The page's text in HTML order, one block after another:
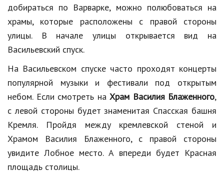
добираться по Варварке, можно полюбоваться на
храмы, которые расположены с правой стороны
улицы. В начале улицы открывается вид на
Васильевский спуск.
На Васильевском спуске часто проходят концерты
популярной музыки и фестивали под открытым
небом. Если смотреть наХрам Василия Блаженного,
с левой стороны будет знаменитая Спасская башня
Кремля. Пройдя между кремлевской стеной и
Храмом Василия Блаженного, с правой стороны
увидите Лобное место. А впереди будет Красная
площадь столицы.